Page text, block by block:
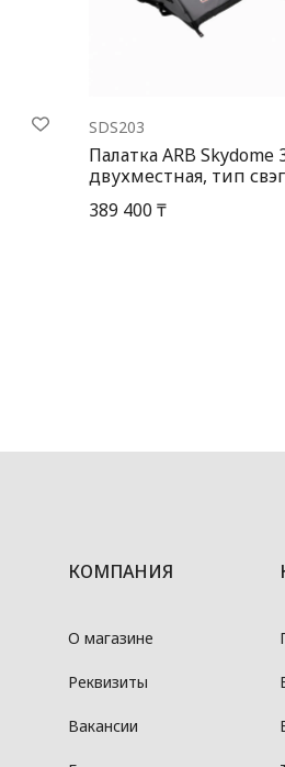
SDS203
Палатка ARB Skydome
двухместная, тип свэг
389 400 ₸
КОМПАНИЯ
О магазине
Реквизиты
Вакансии